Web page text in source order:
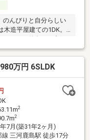
のんびりと自分らしい
造平屋建ての1DK。
トで、単身やご夫婦
ンも楽しめる魅力があ
島」駅まで徒歩16分。
に近いロケーション
め、自然と触れ合う暮
万円 6SLDK
2
2
7月(築31年2ヶ月)
三河鹿島駅 徒歩17分